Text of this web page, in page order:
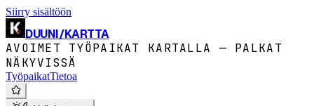
Siirry sisältöön
DUUNI/KARTTA
AVOIMET TYÖPAIKAT KARTALLA — PALKAT
NÄKYVISSÄ
TyöpaikatTietoa